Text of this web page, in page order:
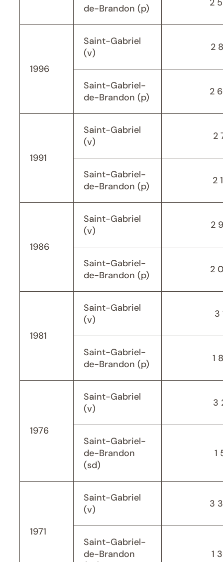
de-Brandon (p)
2
1996
Saint-Gabriel
(v)
2
Saint-Gabriel-
de-Brandon (p)
2
1991
Saint-Gabriel
(v)
2
Saint-Gabriel-
de-Brandon (p)
2
1986
Saint-Gabriel
(v)
2
Saint-Gabriel-
de-Brandon (p)
2
1981
Saint-Gabriel
(v)
3
Saint-Gabriel-
de-Brandon (p)
1
1976
Saint-Gabriel
(v)
3
Saint-Gabriel-
de-Brandon
(sd)
1
1971
Saint-Gabriel
(v)
3
Saint-Gabriel-
de-Brandon
1